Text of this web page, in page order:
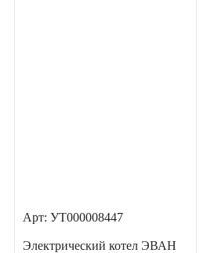
Арт: УТ000008447
Электрический котел ЭВАН